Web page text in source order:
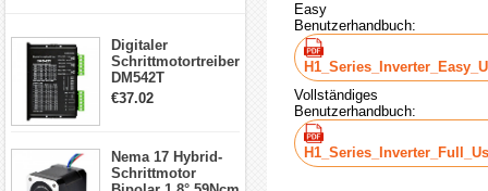
Digitaler
Schrittmotortreiber
DM542T
Schrittmotor
Schrittmotor
€37.02
Nema 17 Hybrid-
Schrittmotor
Easy
Benutzerhandbuch:
Vollständiges
Benutzerhandbuch: